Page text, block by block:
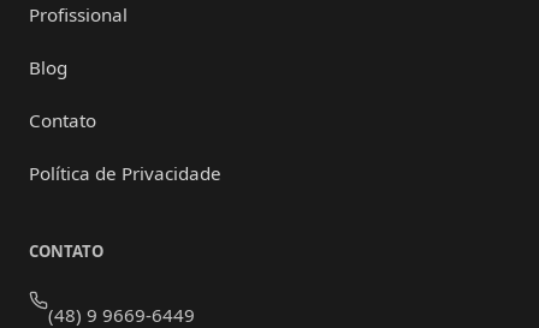
Profissional
Blog
Contato
Política de Privacidade
CONTATO
(48) 9 9669-6449